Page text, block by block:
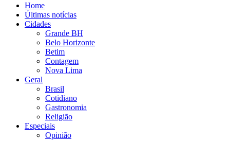
Home
Últimas notícias
Cidades
Grande BH
Belo Horizonte
Betim
Contagem
Nova Lima
Geral
Brasil
Cotidiano
Gastronomia
Religião
Especiais
Opinião